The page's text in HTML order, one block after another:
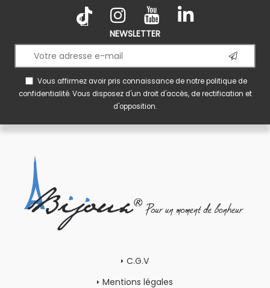
NEWSLETTER
Vous affirmez avoir pris connaissance de notrepolitique de
confidentialité. Vous disposez d'un droit d'accès, de rectification et
d'opposition.
C.G.V
Mentions légales